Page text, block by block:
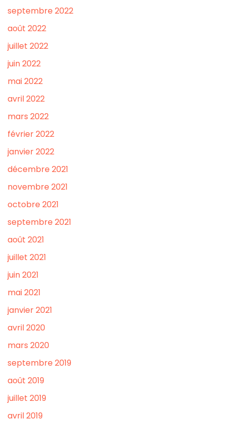
septembre 2022
août 2022
juillet 2022
juin 2022
mai 2022
avril 2022
mars 2022
février 2022
janvier 2022
décembre 2021
novembre 2021
octobre 2021
septembre 2021
août 2021
juillet 2021
juin 2021
mai 2021
janvier 2021
avril 2020
mars 2020
septembre 2019
août 2019
juillet 2019
avril 2019